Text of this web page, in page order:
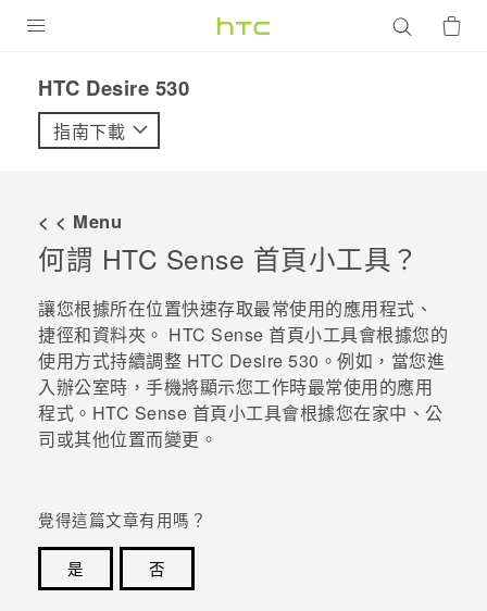
VIVE
配件
優惠專區
焦點訊息
校園專案
銷售門市
銷售通路
支援服務
登入
HTC Desire 530‎
指南下載
< < Menu
何謂 HTC Sense 首頁小工具？
讓您根據所在位置快速存取最常使用的應用程式、
捷徑和資料夾。 HTC Sense 首頁小工具會根據您的
使用方式持續調整 HTC Desire 530 。例如，當您進
入辦公室時，手機將顯示您工作時最常使用的應用
程式。 HTC Sense 首頁小工具會根據您在家中、公
司或其他位置而變更。
覺得這篇文章有用嗎？
是
否